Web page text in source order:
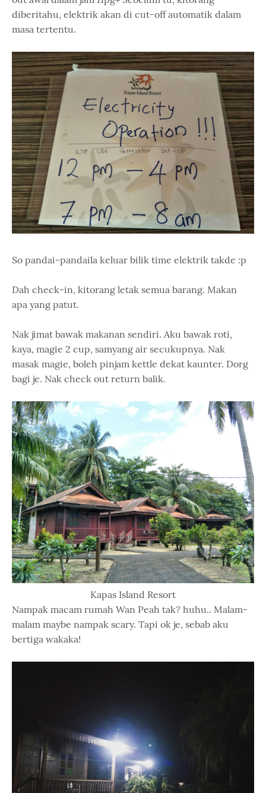
diberitahu, elektrik akan di cut-off automatik dalam
masa tertentu.
So pandai-pandaila keluar bilik time elektrik takde :p
Dah check-in, kitorang letak semua barang. Makan
apa yang patut.
Nak jimat bawak makanan sendiri. Aku bawak roti,
kaya, magie 2 cup, samyang air secukupnya. Nak
masak magie, boleh pinjam kettle dekat kaunter. Dorg
bagi je. Nak check out return balik.
Kapas Island Resort
Nampak macam rumah Wan Peah tak? huhu.. Malam-
malam maybe nampak scary. Tapi ok je, sebab aku
bertiga wakaka!